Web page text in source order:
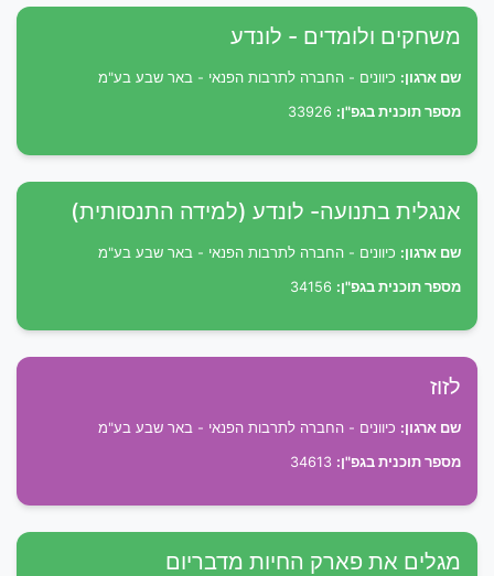
משחקים ולומדים - לונדע
שם ארגון: כיוונים - החברה לתרבות הפנאי - באר שבע בע"מ
מספר תוכנית בגפ"ן:
אנגלית בתנועה- לונדע (למידה התנסותית)
שם ארגון: כיוונים - החברה לתרבות הפנאי - באר שבע בע"מ
מספר תוכנית בגפ"ן:
לזוז
שם ארגון: כיוונים - החברה לתרבות הפנאי - באר שבע בע"מ
מספר תוכנית בגפ"ן:
מגלים את פארק החיות מדבריום